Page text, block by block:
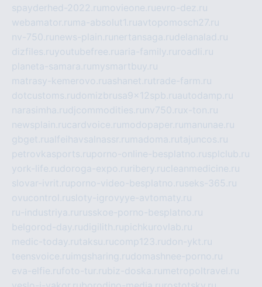
spayderhed-2022.ru movieone.ruevro-dez.ru
webamator.ru ma-absolut1.ruavtopomosch27.ru
nv-750.ru news-plain.ru nertansaga.rudelanalad.ru
dizfiles.ruyoutubefree.ruaria-family.ru roadli.ru
planeta-samara.ru mysmartbuy.ru
matrasy-kemerovo.ruashanet.rutrade-farm.ru
dotcustoms.rudomizbrusa9x12spb.ruautodamp.ru
narasimha.rudjcommodities.ru nv750.rux-ton.ru
newsplain.rucardvoice.ru modopaper.ru manunae.ru
gbget.rualfeihavsalnassr.ru madoma.rutajuncos.ru
petrovkasports.ruporno-online-besplatno.rusplclub.ru
york-life.rudoroga-expo.ru ribery.rucleanmedicine.ru
slovar-ivrit.ruporno-video-besplatno.ruseks-365.ru
ovucontrol.rusloty-igrovyye-avtomaty.ru
ru-industriya.ru russkoe-porno-besplatno.ru
belgorod-day.rudigilith.rupichkurovlab.ru
medic-today.rutaksu.rucomp123.rudon-ykt.ru
teensvoice.ru imgsharing.rudomashnee-porno.ru
eva-elfie.rufoto-tur.rubiz-doska.ru metropoltravel.ru